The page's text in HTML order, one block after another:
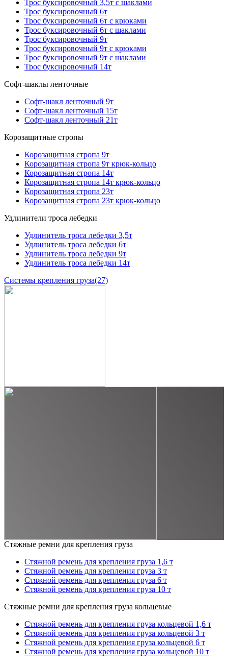
Трос буксировочный 3,5т с шаклами
Трос буксировочный 6т
Трос буксировочный 6т с крюками
Трос буксировочный 6т с шаклами
Трос буксировочный 9т
Трос буксировочный 9т с крюками
Трос буксировочный 9т с шаклами
Трос буксировочный 14т
Софт-шаклы ленточные
Софт-шакл ленточный 9т
Софт-шакл ленточный 15т
Софт-шакл ленточный 21т
Корозащитные стропы
Корозащитная стропа 9т
Корозащитная стропа 9т крюк-кольцо
Корозащитная стропа 14т
Корозащитная стропа 14т крюк-кольцо
Корозащитная стропа 23т
Корозащитная стропа 23т крюк-кольцо
Удлинители троса лебедки
Удлинитель троса лебедки 3,5т
Удлинитель троса лебедки 6т
Удлинитель троса лебедки 9т
Удлинитель троса лебедки 14т
Системы крепления груза(27)
Стяжные ремни для крепления груза
Стяжной ремень для крепления груза 1,6 т
Стяжной ремень для крепления груза 3 т
Стяжной ремень для крепления груза 6 т
Стяжной ремень для крепления груза 10 т
Стяжные ремни для крепления груза кольцевые
Стяжной ремень для крепления груза кольцевой 1,6 т
Стяжной ремень для крепления груза кольцевой 3 т
Стяжной ремень для крепления груза кольцевой 6 т
Стяжной ремень для крепления груза кольцевой 10 т